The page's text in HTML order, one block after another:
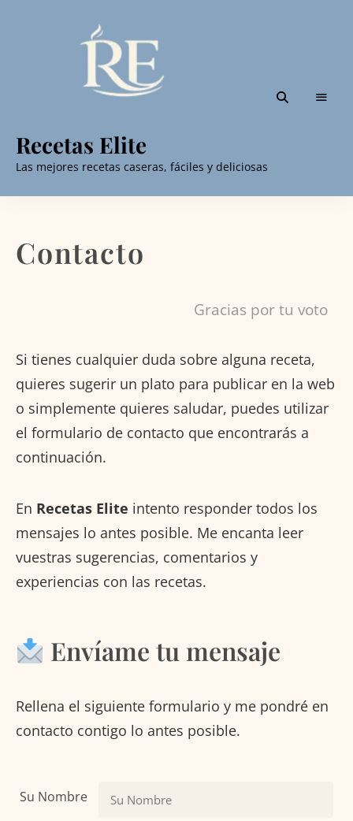
Recetas Elite
Las mejores recetas caseras, fáciles y deliciosas
Contacto
Gracias por tu voto
Si tienes cualquier duda sobre alguna receta,
quieres sugerir un plato para publicar en la web
o simplemente quieres saludar, puedes utilizar
el formulario de contacto que encontrarás a
continuación.
En Recetas Elite intento responder todos los
mensajes lo antes posible. Me encanta leer
vuestras sugerencias, comentarios y
experiencias con las recetas.
Envíame tu mensaje
Rellena el siguiente formulario y me pondré en
contacto contigo lo antes posible.
Su Nombre